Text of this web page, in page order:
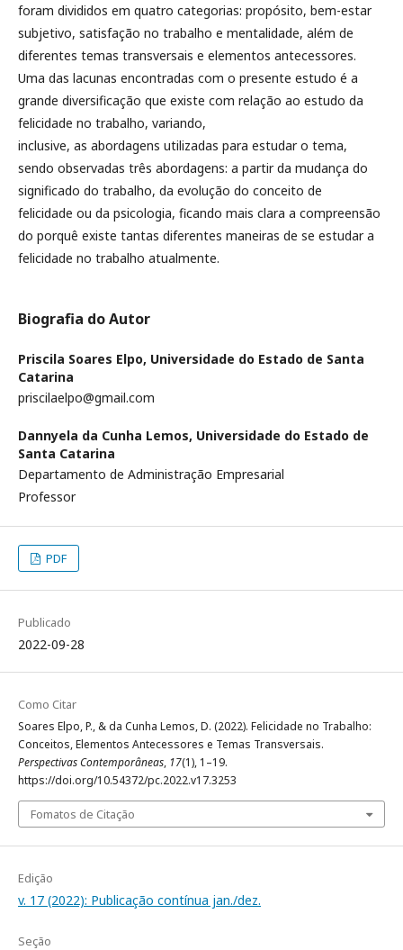
foram divididos em quatro categorias: propósito, bem-estar
subjetivo, satisfação no trabalho e mentalidade, além de
diferentes temas transversais e elementos antecessores.
Uma das lacunas encontradas com o presente estudo é a
grande diversificação que existe com relação ao estudo da
felicidade no trabalho, variando,
inclusive, as abordagens utilizadas para estudar o tema,
sendo observadas três abordagens: a partir da mudança do
significado do trabalho, da evolução do conceito de
felicidade ou da psicologia, ficando mais clara a compreensão
do porquê existe tantas diferentes maneiras de se estudar a
felicidade no trabalho atualmente.
Biografia do Autor
Priscila Soares Elpo, Universidade do Estado de Santa
Catarina
priscilaelpo@gmail.com
Dannyela da Cunha Lemos, Universidade do Estado de
Santa Catarina
Departamento de Administração Empresarial
Professor
PDF
Publicado
2022-09-28
Como Citar
Soares Elpo, P., & da Cunha Lemos, D. (2022). Felicidade no Trabalho:
Conceitos, Elementos Antecessores e Temas Transversais.
Perspectivas Contemporâneas, 17(1), 1–19.
https://doi.org/10.54372/pc.2022.v17.3253
Fomatos de Citação
Edição
v. 17 (2022): Publicação contínua jan./dez.
Seção